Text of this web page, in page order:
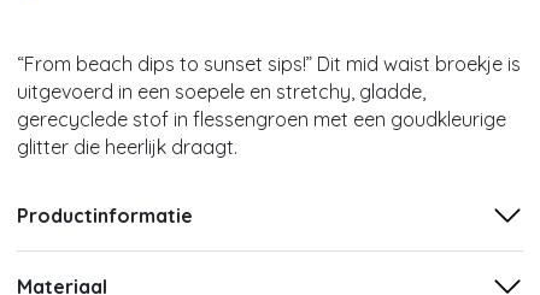
“From beach dips to sunset sips!” Dit mid waist broekje is
uitgevoerd in een soepele en stretchy, gladde,
gerecyclede stof in flessengroen met een goudkleurige
glitter die heerlijk draagt.
Productinformatie
Materiaal